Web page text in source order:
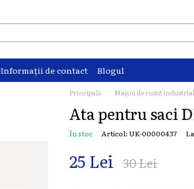
Informații de contact Blogul
Principală Mașini de cusut
Ata pentru saci
În stoc Articol: UK-00000437
25 Lei 30 Lei